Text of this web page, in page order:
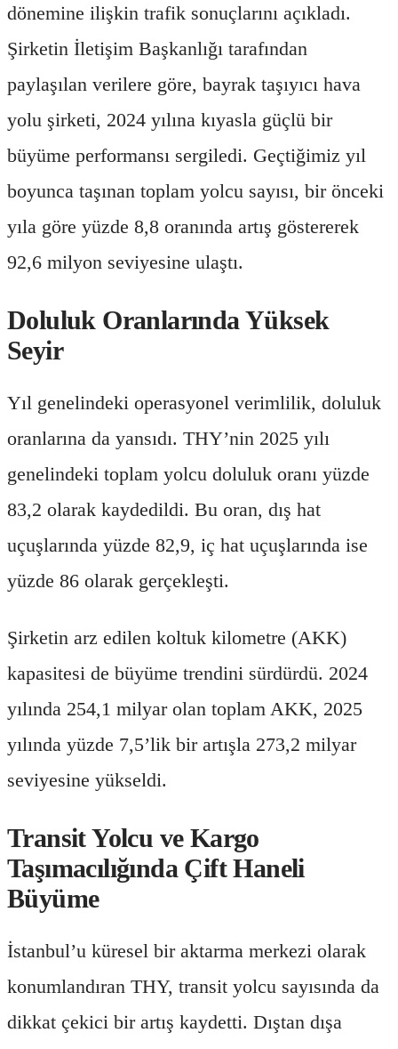
dönemine ilişkin trafik sonuçlarını açıkladı.
Şirketin İletişim Başkanlığı tarafından
paylaşılan verilere göre, bayrak taşıyıcı hava
yolu şirketi, 2024 yılına kıyasla güçlü bir
büyüme performansı sergiledi. Geçtiğimiz yıl
boyunca taşınan toplam yolcu sayısı, bir önceki
yıla göre yüzde 8,8 oranında artış göstererek
92,6 milyon seviyesine ulaştı.
Doluluk Oranlarında Yüksek
Seyir
Yıl genelindeki operasyonel verimlilik, doluluk
oranlarına da yansıdı. THY’nin 2025 yılı
genelindeki toplam yolcu doluluk oranı yüzde
83,2 olarak kaydedildi. Bu oran, dış hat
uçuşlarında yüzde 82,9, iç hat uçuşlarında ise
yüzde 86 olarak gerçekleşti.
Şirketin arz edilen koltuk kilometre (AKK)
kapasitesi de büyüme trendini sürdürdü. 2024
yılında 254,1 milyar olan toplam AKK, 2025
yılında yüzde 7,5’lik bir artışla 273,2 milyar
seviyesine yükseldi.
Transit Yolcu ve Kargo
Taşımacılığında Çift Haneli
Büyüme
İstanbul’u küresel bir aktarma merkezi olarak
konumlandıran THY, transit yolcu sayısında da
dikkat çekici bir artış kaydetti. Dıştan dışa